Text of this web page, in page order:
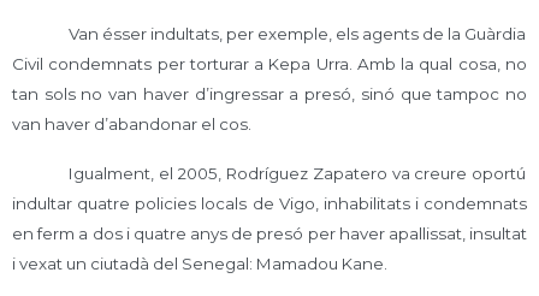
Van ésser indultats, per exemple, els agents de la Guàrdia
Civil condemnats per torturar a Kepa Urra. Amb la qual cosa, no
tan sols no van haver d’ingressar a presó, sinó que tampoc no
van haver d’abandonar el cos.
Igualment, el 2005, Rodríguez Zapatero va creure oportú
indultar quatre policies locals de Vigo, inhabilitats i condemnats
en ferm a dos i quatre anys de presó per haver apallissat, insultat
i vexat un ciutadà del Senegal: Mamadou Kane.